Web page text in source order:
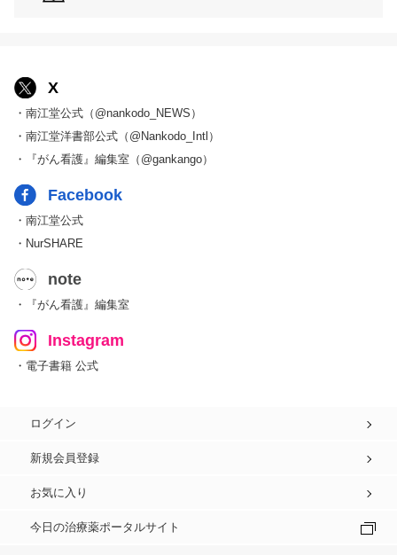
X
・南江堂公式（@nankodo_NEWS）
・南江堂洋書部公式（@Nankodo_Intl）
・『がん看護』編集室（@gankango）
Facebook
・南江堂公式
・NurSHARE
note
・『がん看護』編集室
Instagram
・電子書籍 公式
ログイン
新規会員登録
お気に入り
今日の治療薬ポータルサイト